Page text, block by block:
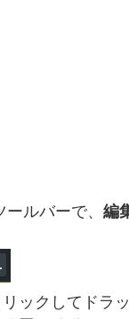
ルバーで、 編
ックしてドラ